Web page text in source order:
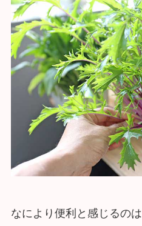
なにより便利と感じるの